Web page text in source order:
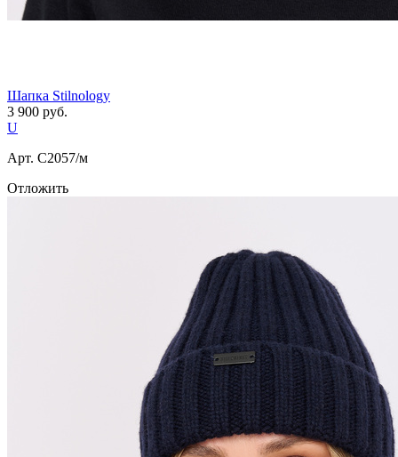
Шапка Stilnology
3 900 руб.
U
Арт. С2057/м
Отложить